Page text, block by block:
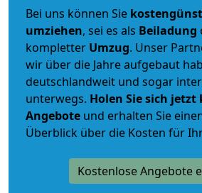
Bei uns können Sie
umziehen, sei es als Beiladung
kompletter Umzug. Unser
wir über die Jahre aufgebaut
deutschlandweit und sogar
unterwegs. Holen Sie sich jetzt
Angebote und erhalten Sie
Überblick über die Kosten für
Kostenlose Angebote